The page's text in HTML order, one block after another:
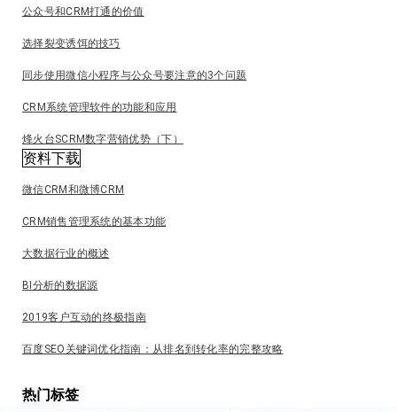
公众号和CRM打通的价值
选择裂变诱饵的技巧
同步使用微信小程序与公众号要注意的3个问题
CRM系统管理软件的功能和应用
烽火台SCRM数字营销优势（下）
资料下载
微信CRM和微博CRM
CRM销售管理系统的基本功能
大数据行业的概述
BI分析的数据源
2019客户互动的终极指南
百度SEO关键词优化指南：从排名到转化率的完整攻略
热门标签